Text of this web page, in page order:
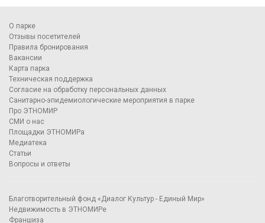
О парке
Отзывы посетителей
Правила бронирования
Вакансии
Карта парка
Техническая поддержка
Согласие на обработку персональных данных
Санитарно-эпидемиологические мероприятия в парке
Про ЭТНОМИР
СМИ о нас
Площадки ЭТНОМИРа
Медиатека
Статьи
Вопросы и ответы
Благотворительный фонд «Диалог Культур - Единый Мир»
Недвижимость в ЭТНОМИРе
Франшиза